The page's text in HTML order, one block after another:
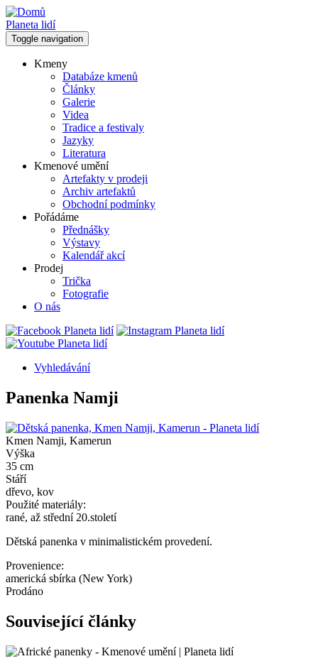
Přejít
k
hlavnímu
obsahu
Planeta lidí
Toggle navigation
Hlavní
navigace
Kmeny
Databáze kmenů
Články
Galerie
Videa
Tradice a festivaly
Jazyky
Literatura
Kmenové umění
Artefakty v prodeji
Archiv artefaktů
Obchodní podmínky
Pořádáme
Přednášky
Výstavy
Kalendář akcí
Prodej
Trička
Fotografie
O nás
navigace
Vyhledávání
Panenka Namji
Kmen Namji, Kamerun
Výška
35 cm
Stáří
dřevo, kov
Použité materiály:
rané, až střední 20.století
Dětská panenka v minimalistickém provedení.
Provenience:
americká sbírka (New York)
Prodáno
Související články